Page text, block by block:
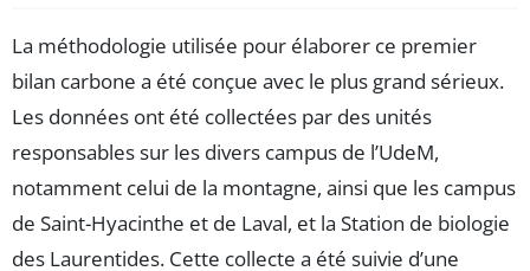
La méthodologie utilisée pour élaborer ce premier
bilan carbone a été conçue avec le plus grand sérieux.
Les données ont été collectées par des unités
responsables sur les divers campus de l’UdeM,
notamment celui de la montagne, ainsi que les campus
de Saint-Hyacinthe et de Laval, et la Station de biologie
des Laurentides. Cette collecte a été suivie d’une